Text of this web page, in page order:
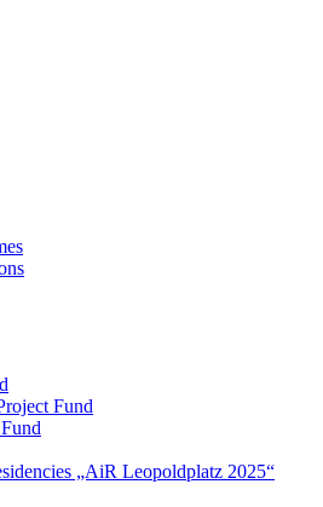
Fund
„AiR Leopoldplatz 2025“